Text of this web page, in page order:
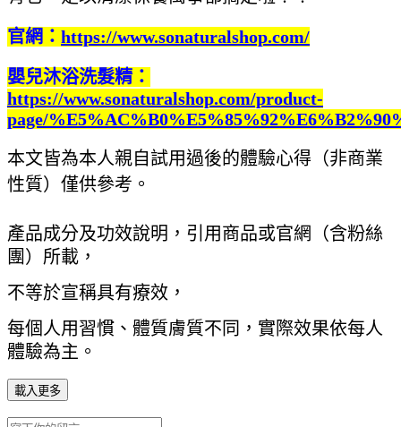
官網： https://www.sonaturalshop.com/
嬰兒沐浴洗髮精：
https://www.sonaturalshop.com/product-
page/
本文皆為本人親自試用過後的體驗心得（非商業
性質）僅供參考。
產品成分及功效說明，引用商品或官網（含粉絲
團）所載，
不等於宣稱具有療效，
每個人用習慣、體質膚質不同，實際效果依每人
體驗為主。
載入更多